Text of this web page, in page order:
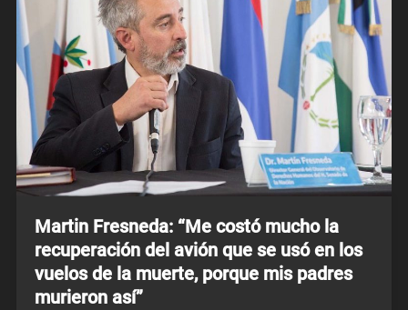
Martin Fresneda: “Me costó mucho la
recuperación del avión que se usó en los
vuelos de la muerte, porque mis padres
murieron así”